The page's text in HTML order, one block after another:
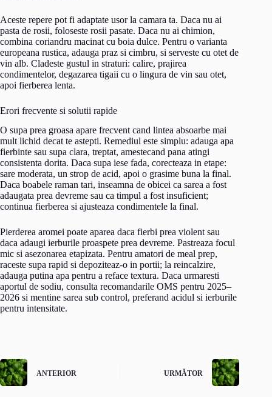
Aceste repere pot fi adaptate usor la camara ta. Daca nu ai
pasta de rosii, foloseste rosii pasate. Daca nu ai chimion,
combina coriandru macinat cu boia dulce. Pentru o varianta
europeana rustica, adauga praz si cimbru, si serveste cu otet de
vin alb. Cladeste gustul in straturi: calire, prajirea
condimentelor, degazarea tigaii cu o lingura de vin sau otet,
apoi fierberea lenta.
Erori frecvente si solutii rapide
O supa prea groasa apare frecvent cand lintea absoarbe mai
mult lichid decat te astepti. Remediul este simplu: adauga apa
fierbinte sau supa clara, treptat, amestecand pana atingi
consistenta dorita. Daca supa iese fada, corecteaza in etape:
sare moderata, un strop de acid, apoi o grasime buna la final.
Daca boabele raman tari, inseamna de obicei ca sarea a fost
adaugata prea devreme sau ca timpul a fost insuficient;
continua fierberea si ajusteaza condimentele la final.
Pierderea aromei poate aparea daca fierbi prea violent sau
daca adaugi ierburile proaspete prea devreme. Pastreaza focul
mic si asezonarea etapizata. Pentru amatori de meal prep,
raceste supa rapid si depoziteaz-o in portii; la reincalzire,
adauga putina apa pentru a reface textura. Daca urmaresti
aportul de sodiu, consulta recomandarile OMS pentru 2025–
2026 si mentine sarea sub control, preferand acidul si ierburile
pentru intensitate.
ANTERIOR URMĂTOR